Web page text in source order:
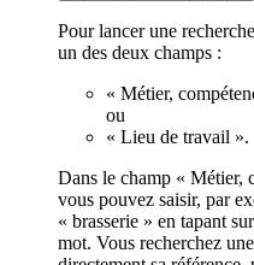
Pour lancer une
un des deux champs :
« Métier,
ou
« Lieu de travail ».
Dans le champ « Métier,
vous pouvez saisir, par
« brasserie » en tapant
mot. Vous recherchez